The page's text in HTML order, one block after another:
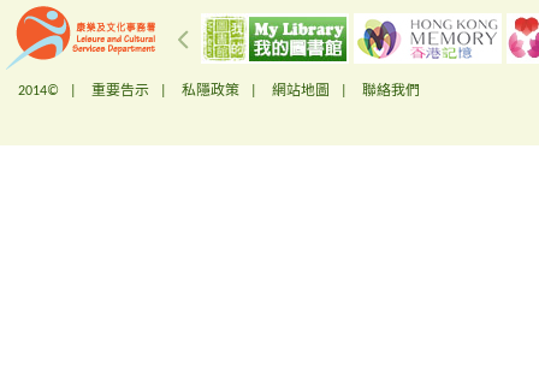
2014© | 重要告示 私隱政策 網站地圖 聯絡我們